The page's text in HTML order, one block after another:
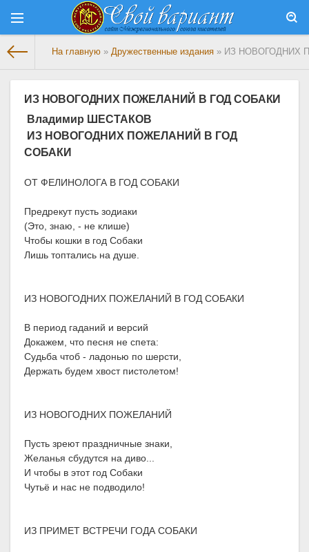
На главную » Дружественные издания » ИЗ НОВОГОДНИХ
ИЗ НОВОГОДНИХ ПОЖЕЛАНИЙ В ГОД СОБАКИ
Владимир ШЕСТАКОВ
ИЗ НОВОГОДНИХ ПОЖЕЛАНИЙ В ГОД
СОБАКИ
ОТ ФЕЛИНОЛОГА В ГОД СОБАКИ
Предрекут пусть зодиаки
(Это, знаю, - не клише)
Чтобы кошки в год Собаки
Лишь топтались на душе.
ИЗ НОВОГОДНИХ ПОЖЕЛАНИЙ В ГОД СОБАКИ
В период гаданий и версий
Докажем, что песня не спета:
Судьба чтоб - ладонью по шерсти,
Держать будем хвост пистолетом!
ИЗ НОВОГОДНИХ ПОЖЕЛАНИЙ
Пусть зреют праздничные знаки,
Желанья сбудутся на диво...
И чтобы в этот год Собаки
Чутьё и нас не подводило!
ИЗ ПРИМЕТ ВСТРЕЧИ ГОДА СОБАКИ